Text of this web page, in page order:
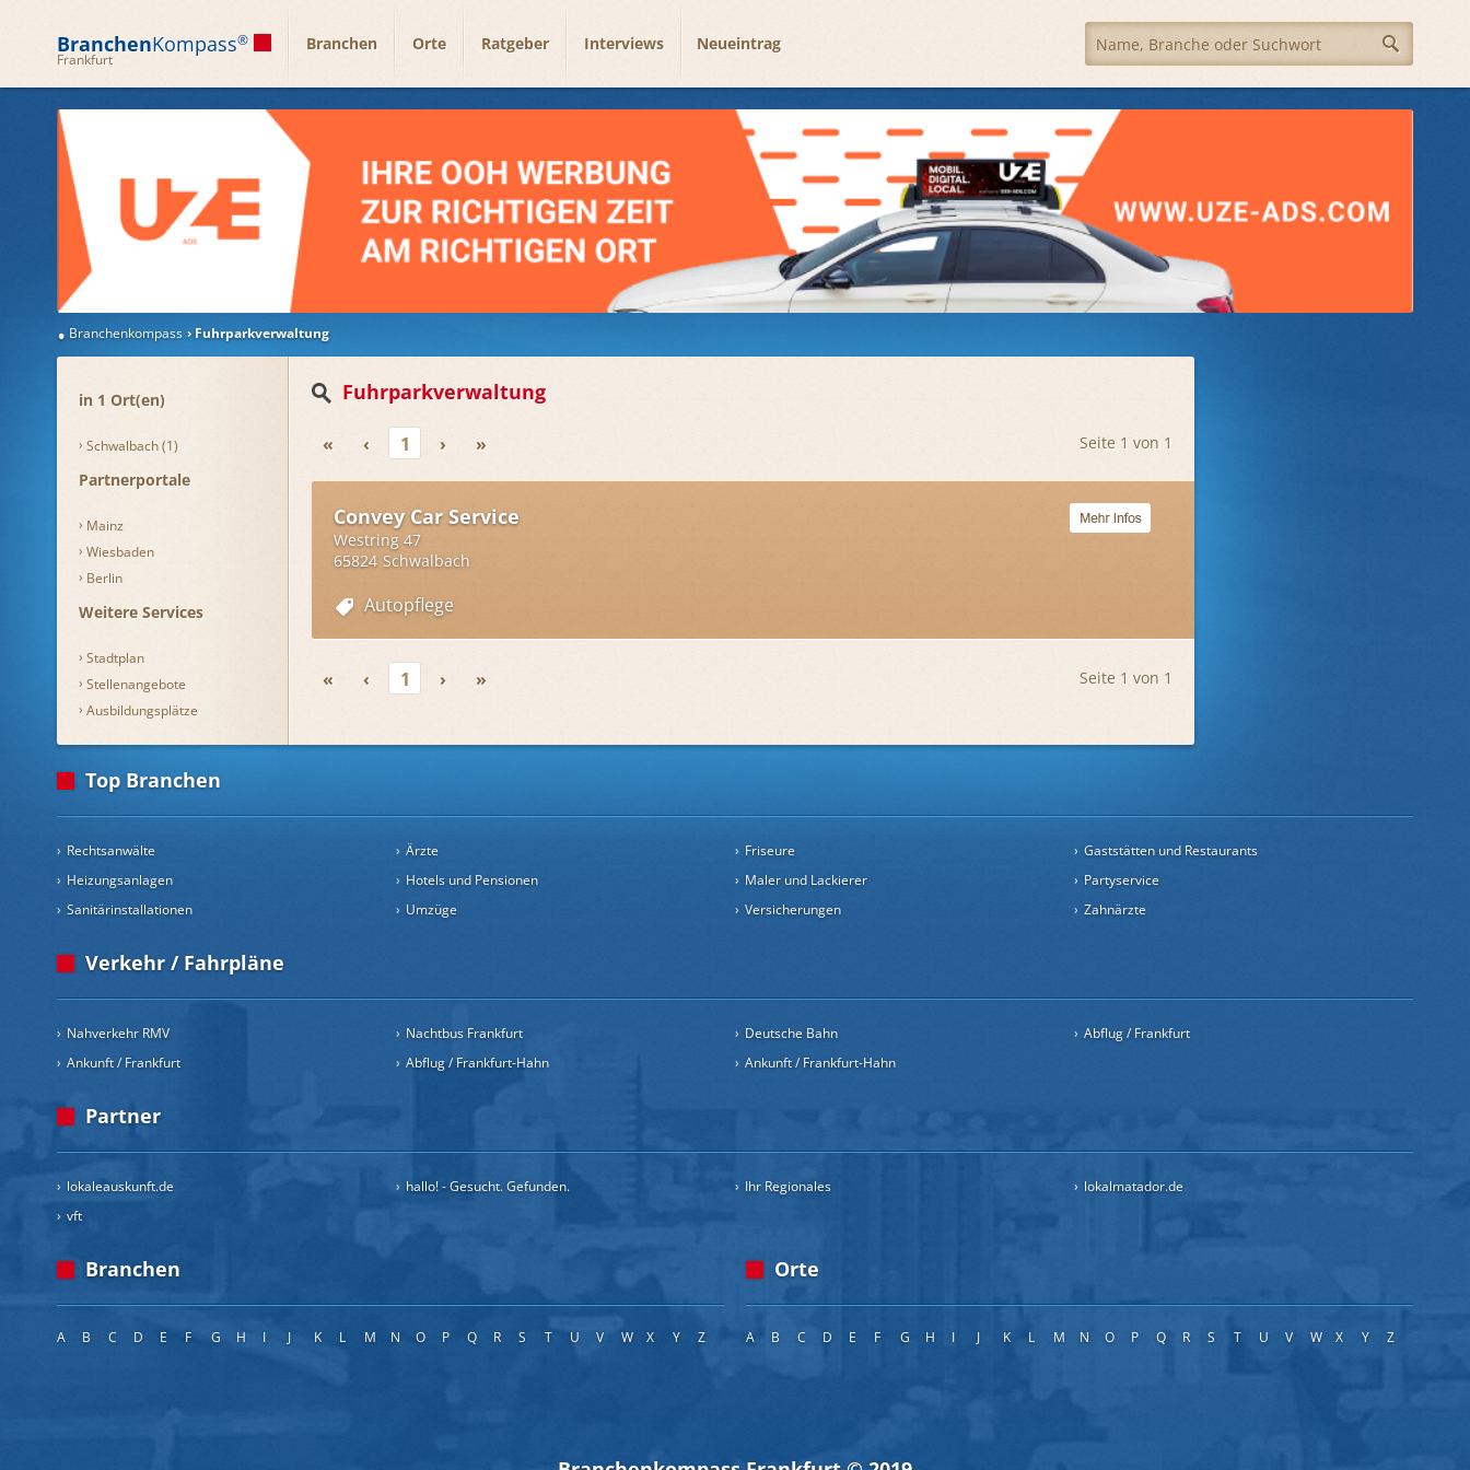
BranchenKompass®
Frankfurt
Branchen Orte Ratgeber Interviews Neueintrag
Branchenkompass Fuhrparkverwaltung
in 1 Ort(en)
Schwalbach (1)
Partnerportale
Mainz
Wiesbaden
Berlin
Weitere Services
Stadtplan
Stellenangebote
Ausbildungsplätze
Fuhrparkverwaltung
« ‹ 1 › » Seite 1 von 1
Convey Car Service
Westring 47
65824 Schwalbach
Autopflege
« ‹ 1 › » Seite 1 von 1
Top Branchen
Rechtsanwälte Ärzte Friseure
Gaststätten und Restaurants
Heizungsanlagen
Hotels und Pensionen Maler und Lackierer
Partyservice
Sanitärinstallationen
Umzüge Versicherungen Zahnärzte
Verkehr / Fahrpläne
Nahverkehr RMV Nachtbus Frankfurt Deutsche Bahn
Abflug / Frankfurt
Ankunft / Frankfurt
Abflug / Frankfurt-Hahn Ankunft / Frankfurt-Hahn
Partner
lokaleauskunft.de hallo! - Gesucht. Gefunden. Ihr Regionales
lokalmatador.de
vft
Branchen
A B C D E F G H I J K L M N O P Q R S T U V W X Y Z
Orte
A B C D E F G H I J K L M N O P Q R S T U V W X Y Z